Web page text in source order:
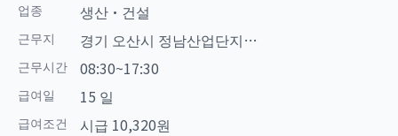
업종 생산·건설
근무지
경기 오산시 정남산업단지 -
궐동통근차20분거리
근무시간 08:30~17:30
급여일 15 일
급여조건 시급 10,320원